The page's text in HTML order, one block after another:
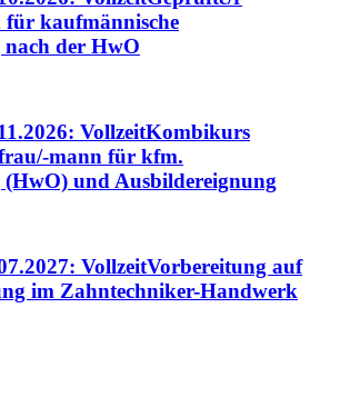
kaufmännische
der HwO
VollzeitKombikurs
mann für kfm.
und Ausbildereignung
VollzeitVorbereitung auf
im Zahntechniker-Handwerk